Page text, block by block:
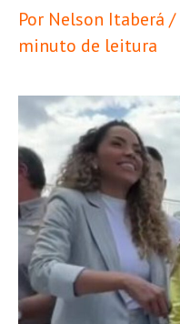
Por Nelson Itaberá /
minuto de leitura